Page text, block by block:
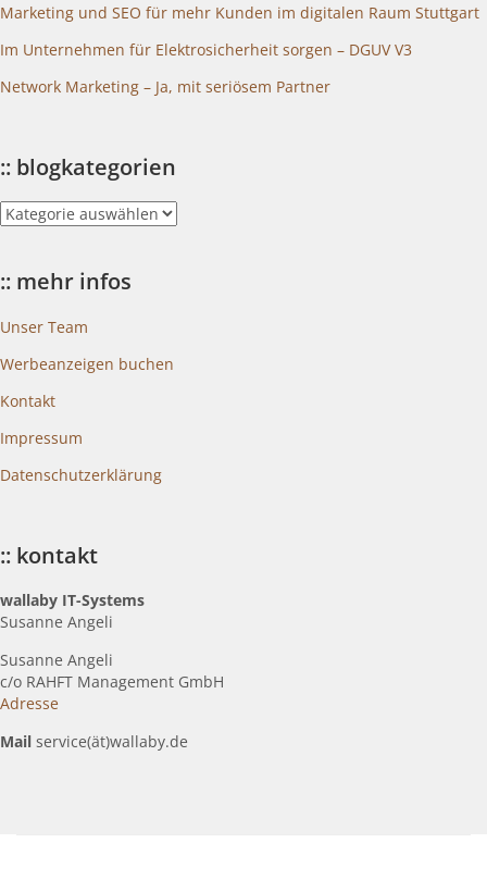
Marketing und SEO für mehr Kunden im digitalen Raum Stuttgart
Im Unternehmen für Elektrosicherheit sorgen – DGUV V3
Network Marketing – Ja, mit seriösem Partner
:: blogkategorien
::
blogkategorien
:: mehr infos
Unser Team
Werbeanzeigen buchen
Kontakt
Impressum
Datenschutzerklärung
:: kontakt
wallaby IT-Systems
Susanne Angeli
Susanne Angeli
c/o RAHFT Management GmbH
Adresse
Mail service(ät)wallaby.de